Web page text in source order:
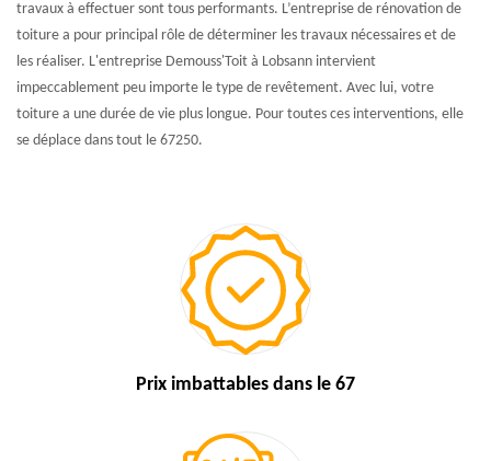
travaux à effectuer sont tous performants. L’entreprise de rénovation de
toiture a pour principal rôle de déterminer les travaux nécessaires et de
les réaliser. L'entreprise Demouss'Toit à Lobsann intervient
impeccablement peu importe le type de revêtement. Avec lui, votre
toiture a une durée de vie plus longue. Pour toutes ces interventions, elle
se déplace dans tout le 67250.
Prix imbattables dans le 67